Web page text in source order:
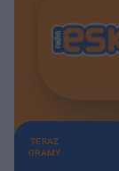
TERAZ
GRAMY